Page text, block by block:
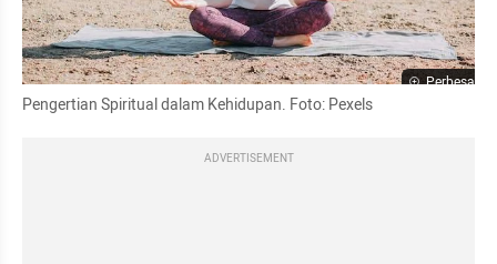
Perbesar
Pengertian Spiritual dalam Kehidupan. Foto: Pexels
ADVERTISEMENT